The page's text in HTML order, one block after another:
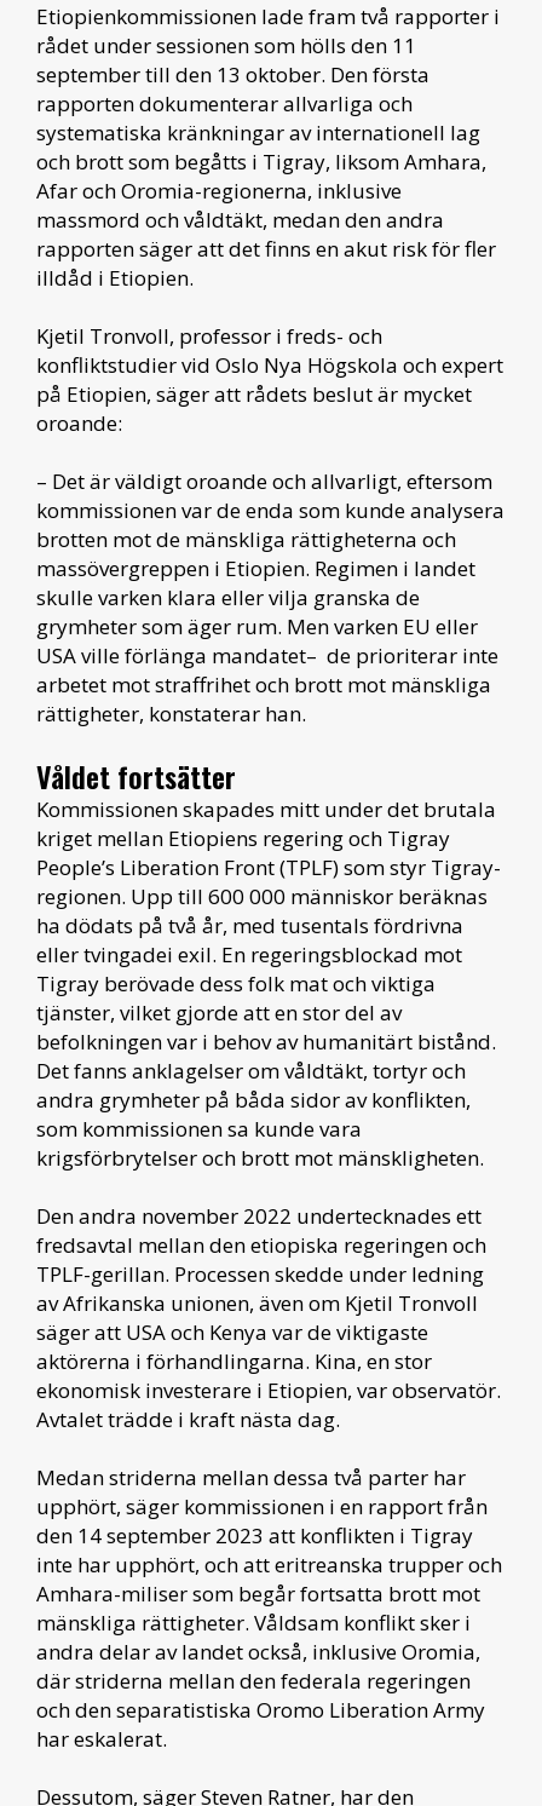
Etiopienkommissionen lade fram två rapporter i
rådet under sessionen som hölls den 11
september till den 13 oktober. Den första
rapporten dokumenterar allvarliga och
systematiska kränkningar av internationell lag
och brott som begåtts i Tigray, liksom Amhara,
Afar och Oromia-regionerna, inklusive
massmord och våldtäkt, medan den andra
rapporten säger att det finns en akut risk för fler
illdåd i Etiopien.
Kjetil Tronvoll, professor i freds- och
konfliktstudier vid Oslo Nya Högskola och expert
på Etiopien, säger att rådets beslut är mycket
oroande:
– Det är väldigt oroande och allvarligt, eftersom
kommissionen var de enda som kunde analysera
brotten mot de mänskliga rättigheterna och
massövergreppen i Etiopien. Regimen i landet
skulle varken klara eller vilja granska de
grymheter som äger rum. Men varken EU eller
USA ville förlänga mandatet– de prioriterar inte
arbetet mot straffrihet och brott mot mänskliga
rättigheter, konstaterar han.
Våldet fortsätter
Kommissionen skapades mitt under det brutala
kriget mellan Etiopiens regering och Tigray
People’s Liberation Front (TPLF) som styr Tigray-
regionen. Upp till 600 000 människor beräknas
ha dödats på två år, med tusentals fördrivna
eller tvingadei exil. En regeringsblockad mot
Tigray berövade dess folk mat och viktiga
tjänster, vilket gjorde att en stor del av
befolkningen var i behov av humanitärt bistånd.
Det fanns anklagelser om våldtäkt, tortyr och
andra grymheter på båda sidor av konflikten,
som kommissionen sa kunde vara
krigsförbrytelser och brott mot mänskligheten.
Den andra november 2022 undertecknades ett
fredsavtal mellan den etiopiska regeringen och
TPLF-gerillan. Processen skedde under ledning
av Afrikanska unionen, även om Kjetil Tronvoll
säger att USA och Kenya var de viktigaste
aktörerna i förhandlingarna. Kina, en stor
ekonomisk investerare i Etiopien, var observatör.
Avtalet trädde i kraft nästa dag.
Medan striderna mellan dessa två parter har
upphört, säger kommissionen i en rapport från
den 14 september 2023 att konflikten i Tigray
inte har upphört, och att eritreanska trupper och
Amhara-miliser som begår fortsatta brott mot
mänskliga rättigheter. Våldsam konflikt sker i
andra delar av landet också, inklusive Oromia,
där striderna mellan den federala regeringen
och den separatistiska Oromo Liberation Army
har eskalerat.
Dessutom, säger Steven Ratner, har den